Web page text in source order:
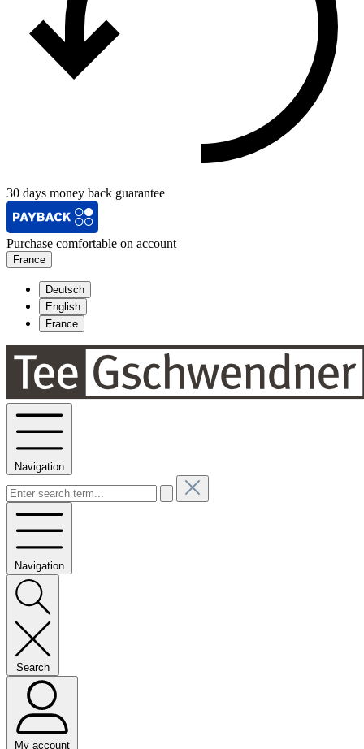
30 days money back guarantee
Purchase comfortable on account
France
Deutsch
English
France
Navigation
Navigation
Search
My account